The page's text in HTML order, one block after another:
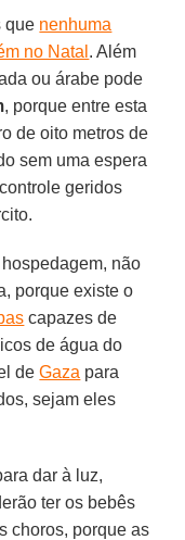
que nenhuma
no Natal . Além
ou árabe pode
, porque entre esta
de oito metros de
sem uma espera
geridos
não
porque existe o
capazes de
de água do
deGaza para
sejam eles
dar à luz,
ter os bebês
choros, porque as